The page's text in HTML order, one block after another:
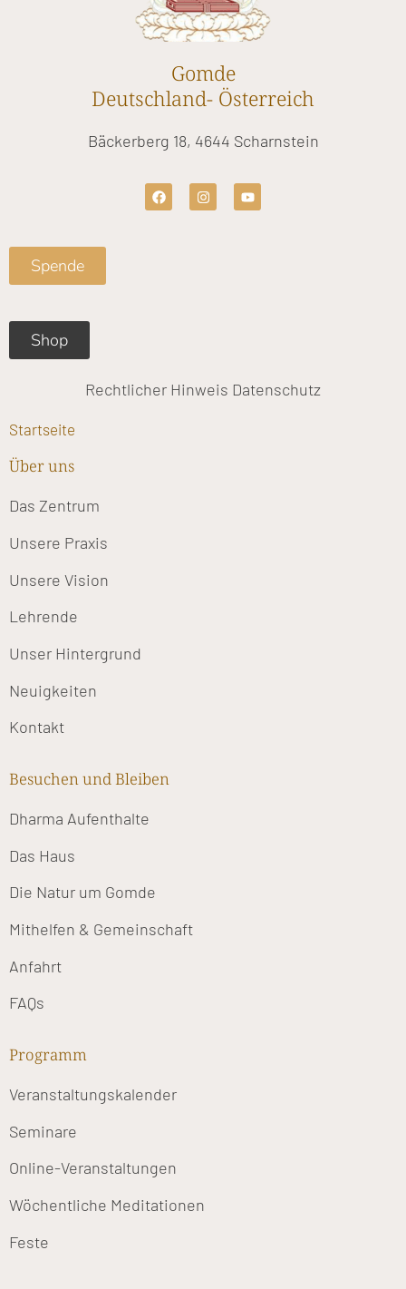
Gomde
Deutschland- Österreich
Bäckerberg 18, 4644 Scharnstein
F
a
c
I
n
s
Y
o
u
Spende
Shop
Rechtlicher Hinweis Datenschutz
Startseite
Über uns
Das Zentrum
Unsere Praxis
Unsere Vision
Lehrende
Unser Hintergrund
Neuigkeiten
Kontakt
Besuchen und Bleiben
Dharma Aufenthalte
Das Haus
Die Natur um Gomde
Mithelfen & Gemeinschaft
Anfahrt
FAQs
Programm
Veranstaltungskalender
Seminare
Online-Veranstaltungen
Wöchentliche Meditationen
Feste